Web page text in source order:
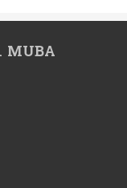
MUBA